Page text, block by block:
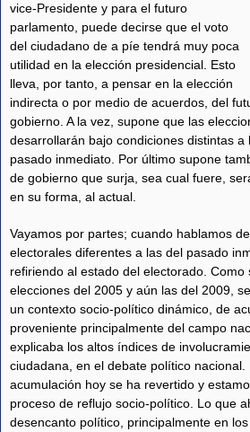
vice-Presidente y para el futuro
parlamento, puede decirse que el voto
del ciudadano de a píe tendrá muy poca
utilidad en la elección presidencial. Esto
lleva, por tanto, a pensar en la elección
indirecta o por medio de acuerdos, del
gobierno. A la vez, supone que las
desarrollarán bajo condiciones distintas a
pasado inmediato. Por último supone
de gobierno que surja, sea cual fuere,
en su forma, al actual.
Vayamos por partes; cuando hablamos
electorales diferentes a las del pasado
refiriendo al estado del electorado. Como
elecciones del 2005 y aún las del 2009,
un contexto socio-político dinámico, de
proveniente principalmente del campo
explicaba los altos índices de
ciudadana, en el debate político
acumulación hoy se ha revertido y
proceso de reflujo socio-político. Lo que
desencanto político, principalmente en